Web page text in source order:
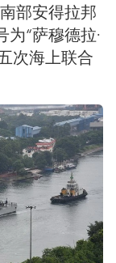
部安得拉邦
“萨穆德拉·
次海上联合